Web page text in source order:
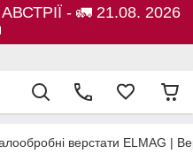
- 🚛 21.08. 2026
верстати ELMAG |